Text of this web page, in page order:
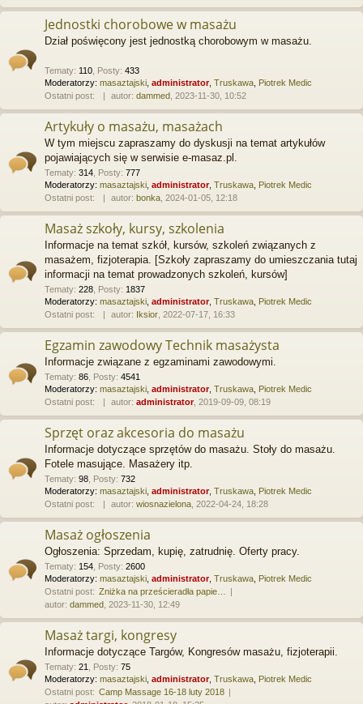
Jednostki chorobowe w masażu
Dział poświęcony jest jednostką chorobowym w masażu.
Tematy: 110 Posty: 433
Moderatorzy: masaztajski administrator, Truskawa Piotrek Medic
Ostatni post:
autor: dammed , 2023-11-30, 10:52
Artykuły o masażu, masażach
W tym miejscu zapraszamy do dyskusji na temat artykułów
pojawiających się w serwisie e-masaz.pl.
Tematy: 314 Posty: 777
Moderatorzy: masaztajski administrator, Truskawa Piotrek Medic
Ostatni post:
autor: bonka , 2024-01-05, 12:18
Masaż szkoły, kursy, szkolenia
Informacje na temat szkół, kursów, szkoleń związanych z
masażem, fizjoterapia. [Szkoły zapraszamy do umieszczania tutaj
informacji na temat prowadzonych szkoleń, kursów]
Tematy: 228 Posty: 1837
Moderatorzy: masaztajski administrator, Truskawa Piotrek Medic
Ostatni post:
autor: Iksior , 2022-07-17, 16:33
Egzamin zawodowy Technik masażysta
Informacje związane z egzaminami zawodowymi.
Tematy: 86 Posty: 4541
Moderatorzy: masaztajski administrator, Truskawa Piotrek Medic
Ostatni post:
autor: administrator, 2019-09-09, 08:19
Sprzęt oraz akcesoria do masażu
Informacje dotyczące sprzętów do masażu. Stoły do masażu.
Fotele masujące. Masażery itp.
Tematy: 98 Posty: 732
Moderatorzy: masaztajski administrator, Truskawa Piotrek Medic
Ostatni post:
autor: wiosnazielona , 2022-04-24, 18:28
Masaż ogłoszenia
Ogłoszenia: Sprzedam, kupię, zatrudnię. Oferty pracy.
Tematy: 154 Posty: 2600
Moderatorzy: masaztajski administrator, Truskawa Piotrek Medic
Ostatni post: Zniżka na prześcieradła papie…
autor: dammed , 2023-11-30, 12:49
Masaż targi, kongresy
Informacje dotyczące Targów, Kongresów masażu, fizjoterapii.
Tematy: 21 Posty: 75
Moderatorzy: masaztajski administrator, Truskawa Piotrek Medic
Ostatni post: Camp Massage 16-18 luty 2018